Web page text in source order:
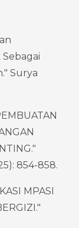
Surya
854-858.
MPASI